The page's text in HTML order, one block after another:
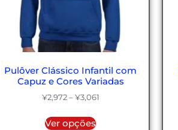
Pulôver Clássico Infantil com
Capuz e Cores Variadas
¥2,972 – ¥3,061
Ver opções